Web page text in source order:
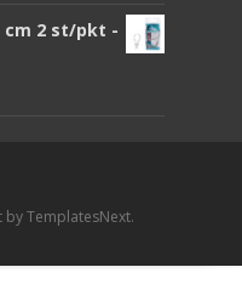
cm 2 st/pkt -
by TemplatesNext.